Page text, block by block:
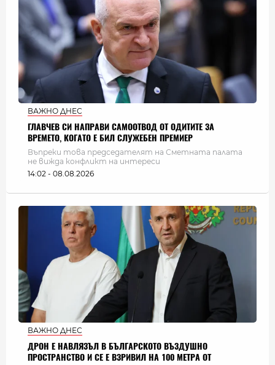
ВАЖНО ДНЕС
ГЛАВЧЕВ СИ НАПРАВИ САМООТВОД ОТ ОДИТИТЕ ЗА
ВРЕМЕТО, КОГАТО Е БИЛ СЛУЖЕБЕН ПРЕМИЕР
Въпреки това председателят на Сметната палата
не вижда конфликт на интереси
14:02 - 08.08.2026
ВАЖНО ДНЕС
ДРОН Е НАВЛЯЗЪЛ В БЪЛГАРСКОТО ВЪЗДУШНО
ПРОСТРАНСТВО И СЕ Е ВЗРИВИЛ НА 100 МЕТРА ОТ